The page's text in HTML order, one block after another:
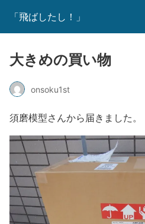
「飛ばしたし！」
大きめの買い物
onsoku1st
須磨模型さんから届きました。